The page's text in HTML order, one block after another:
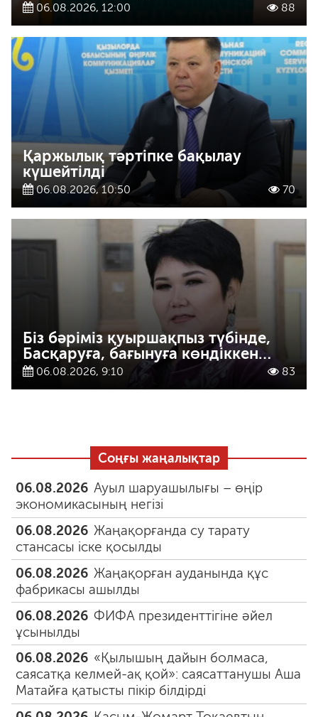
06.08.2026, 12:00 88
Қаржылық тәртіпке бақылау
күшейтілді
06.08.2026, 10:50 70
Біз бәріміз қуыршақпыз түбінде,
Басқаруға, бағынуға көндіккен…
06.08.2026, 9:10 83
Соңғы жаңалықтар
06.08.2026 Ауыл шаруашылығы – өңір
экономикасының негізі
06.08.2026 Жаңақорғанда су тарату
стансасы іске қосылды
06.08.2026 Жаңақорған ауданында құс
фабрикасы ашылды
06.08.2026 ФИФА президенттігіне әйел
ұсынылды
06.08.2026 «Қылышың дайын болмаса,
саясатқа келмей-ақ қой»: саясаттанушы Аша
Матайға қатысты пікір білдірді